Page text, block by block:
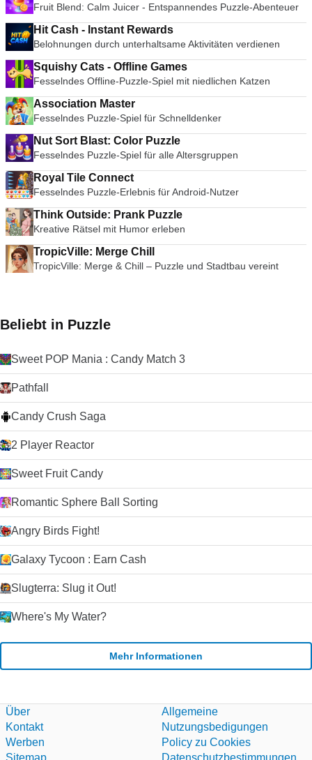
Fruit Blend: Calm Juicer - Entspannendes Puzzle-Abenteuer
Hit Cash - Instant Rewards
Belohnungen durch unterhaltsame Aktivitäten verdienen
Squishy Cats - Offline Games
Fesselndes Offline-Puzzle-Spiel mit niedlichen Katzen
Association Master
Fesselndes Puzzle-Spiel für Schnelldenker
Nut Sort Blast: Color Puzzle
Fesselndes Puzzle-Spiel für alle Altersgruppen
Royal Tile Connect
Fesselndes Puzzle-Erlebnis für Android-Nutzer
Think Outside: Prank Puzzle
Kreative Rätsel mit Humor erleben
TropicVille: Merge Chill
TropicVille: Merge & Chill – Puzzle und Stadtbau vereint
Beliebt in Puzzle
Sweet POP Mania : Candy Match 3
Pathfall
Candy Crush Saga
2 Player Reactor
Sweet Fruit Candy
Romantic Sphere Ball Sorting
Angry Birds Fight!
Galaxy Tycoon : Earn Cash
Slugterra: Slug it Out!
Where's My Water?
Mehr Informationen
Über
Kontakt
Werben
Sitemap
Allgemeine
Nutzungsbedigungen
Policy zu Cookies
Datenschutzbestimmungen